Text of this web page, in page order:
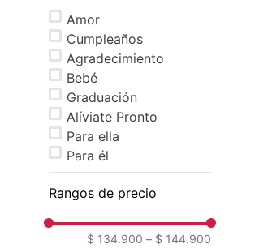
Amor
Cumpleaños
Agradecimiento
Bebé
Graduación
Alíviate Pronto
Para ella
Para él
Rangos de precio
$ 134.900 – $ 144.900